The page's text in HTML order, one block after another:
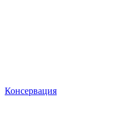
Консервация